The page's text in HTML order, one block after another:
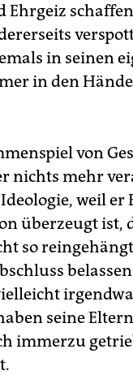
in seinen
in den
von
nichts mehr
weil
überzeugt ist,
so
seine
immerzu